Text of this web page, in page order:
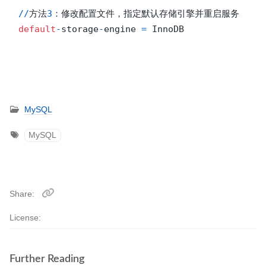
//方法3
default-storage-engine =
MySQL
MySQL
License:
Share
Further Reading